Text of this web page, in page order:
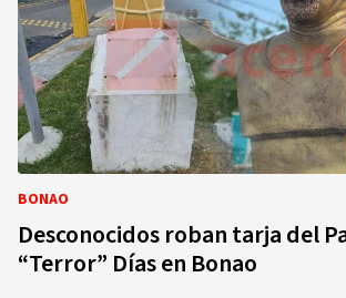
BONAO
Desconocidos roban tarja del
“Terror” Días en Bonao